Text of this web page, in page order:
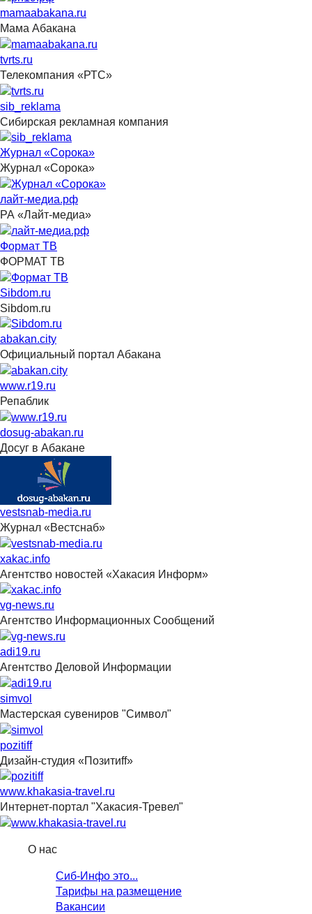
mamaabakana.ru
Мама Абакана
tvrts.ru
Телекомпания «РТС»
sib_reklama
Сибирская рекламная компания
Журнал «Сорока»
Журнал «Сорока»
лайт-медиа.рф
РА «Лайт-медиа»
Формат ТВ
ФОРМАТ ТВ
Sibdom.ru
Sibdom.ru
abakan.city
Официальный портал Абакана
www.r19.ru
Репаблик
dosug-abakan.ru
Досуг в Абакане
vestsnab-media.ru
Журнал «Вестснаб»
xakac.info
Агентство новостей «Хакасия Информ»
vg-news.ru
Агентство Информационных Сообщений
adi19.ru
Агентство Деловой Информации
simvol
Мастерская сувениров "Символ"
pozitiff
Дизайн-студия «Позитиff»
www.khakasia-travel.ru
Интернет-портал "Хакасия-Тревел"
О нас
Сиб-Инфо это...
Тарифы на размещение
Вакансии